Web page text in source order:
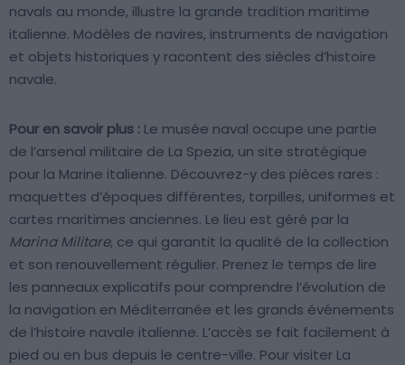
navals au monde, illustre la grande tradition maritime
italienne. Modèles de navires, instruments de navigation
et objets historiques y racontent des siècles d’histoire
navale.
Pour en savoir plus : Le musée naval occupe une partie
de l’arsenal militaire de La Spezia, un site stratégique
pour la Marine italienne. Découvrez-y des pièces rares :
maquettes d’époques différentes, torpilles, uniformes et
cartes maritimes anciennes. Le lieu est géré par la
Marina Militare, ce qui garantit la qualité de la collection
et son renouvellement régulier. Prenez le temps de lire
les panneaux explicatifs pour comprendre l’évolution de
la navigation en Méditerranée et les grands événements
de l’histoire navale italienne. L’accès se fait facilement à
pied ou en bus depuis le centre-ville. Pour visiter La